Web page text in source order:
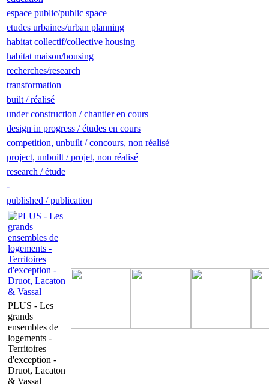
espace public/public space
etudes urbaines/urban planning
habitat collectif/collective housing
habitat maison/housing
recherches/research
transformation
built / réalisé
under construction / chantier en cours
design in progress / études en cours
competition, unbuilt / concours, non réalisé
project, unbuilt / projet, non réalisé
research / étude
-
published / publication
PLUS - Les
grands
ensembles de
logements -
Territoires
d'exception -
Druot, Lacaton
& Vassal